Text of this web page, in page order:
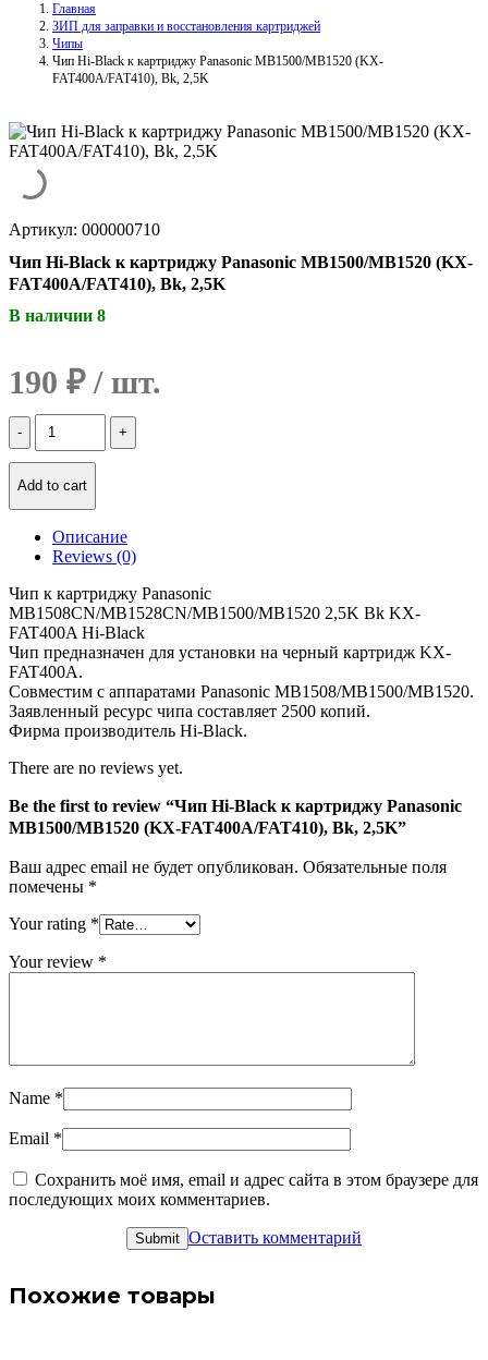
Главная
ЗИП для заправки и восстановления картриджей
Чипы
Чип Hi-Black к картриджу Panasonic MB1500/MB1520 (KX-
FAT400A/FAT410), Bk, 2,5K
Артикул: 000000710
Чип Hi-Black к картриджу Panasonic MB1500/MB1520 (KX-
FAT400A/FAT410), Bk, 2,5K
В наличии 8
190 ₽
Количество
Чип
Hi-
Black
Panasonic
MB1500/MB1520
FAT400A/FAT410),
Bk,
2,5K
Add to cart
Описание
Reviews (0)
Чип к картриджу Panasonic
MB1508CN/MB1528CN/MB1500/MB1520 2,5K Bk KX-
FAT400A Hi-Black
Чип предназначен для установки на черный картридж KX-
FAT400A.
Совместим с аппаратами Panasonic MB1508/MB1500/MB1520.
Заявленный ресурс чипа составляет 2500 копий.
Фирма производитель Hi-Black.
There are no reviews yet.
Be the first to review “Чип Hi-Black к картриджу Panasonic
MB1500/MB1520 (KX-FAT400A/FAT410), Bk, 2,5K”
Ваш адрес email не будет опубликован. Обязательные поля
помечены *
Your rating *
Your review *
Name *
Email *
Сохранить моё имя, email и адрес сайта в этом браузере для
последующих моих комментариев.
Оставить комментарий
Похожие товары